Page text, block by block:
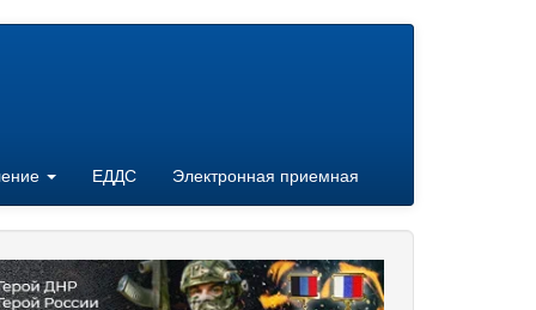
ЕДДС Электронная приемная